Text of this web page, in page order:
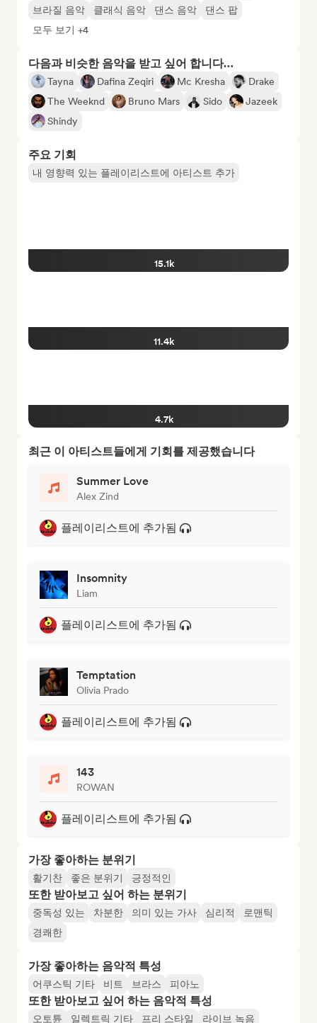
브라질 음악
클래식 음악 댄스 음악
댄스 팝
모두 보기 +4
다음과 비슷한 음악을 받고 싶어 합니다…
Tayna Dafina Zeqiri Mc Kresha
Drake
The Weeknd
Bruno Mars Sido
Jazeek
Shindy
주요 기회
내 영향력 있는 플레이리스트에 아티스트 추가
15.1k
11.4k
4.7k
최근 이 아티스트들에게 기회를 제공했습니다
Summer Love
Alex Zind
플레이리스트에 추가됨
Insomnity
Liam
플레이리스트에 추가됨
Temptation
Olivia Prado
플레이리스트에 추가됨
143
ROWAN
플레이리스트에 추가됨
가장 좋아하는 분위기
활기찬 좋은 분위기 긍정적인
또한 받아보고 싶어 하는 분위기
중독성 있는 차분한 의미 있는 가사 심리적
로맨틱
경쾌한
가장 좋아하는 음악적 특성
어쿠스틱 기타 비트 브라스 피아노
또한 받아보고 싶어 하는 음악적 특성
오토튠 일렉트릭 기타 프리 스타일 라이브 녹음